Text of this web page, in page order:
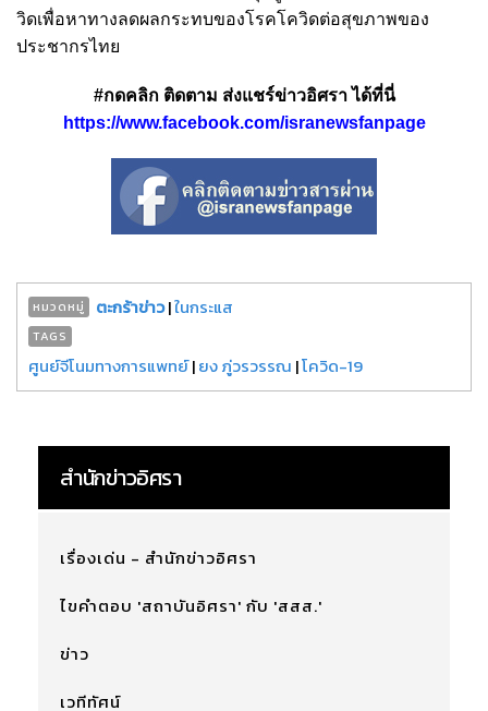
วิดเพื่อหาทางลดผลกระทบของโรคโควิดต่อสุขภาพของ
ประชากรไทย
#กดคลิก ติดตาม ส่งแชร์ข่าวอิศรา ได้ที่นี่
https://www.facebook.com/isranewsfanpage
หมวดหมู่ ตะกร้าข่าว|ในกระแส
TAGS
ศูนย์จีโนมทางการแพทย์|ยง ภู่วรวรรณ |โควิด-19
สำนักข่าวอิศรา
เรื่องเด่น - สำนักข่าวอิศรา
ไขคำตอบ 'สถาบันอิศรา' กับ 'สสส.'
ข่าว
เวทีทัศน์